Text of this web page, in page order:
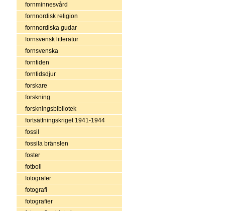
fornminnesvård
fornnordisk religion
fornnordiska gudar
fornsvensk litteratur
fornsvenska
forntiden
forntidsdjur
forskare
forskning
forskningsbibliotek
fortsättningskriget 1941-1944
fossil
fossila bränslen
foster
fotboll
fotografer
fotografi
fotografier